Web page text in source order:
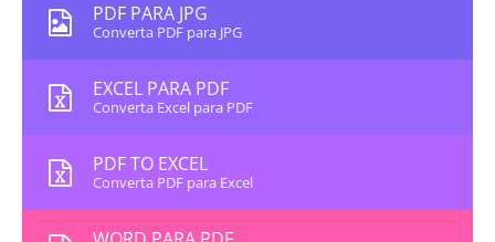
PDF PARA JPG
Converta PDF para JPG
EXCEL PARA PDF
Converta Excel para PDF
PDF TO EXCEL
Converta PDF para Excel